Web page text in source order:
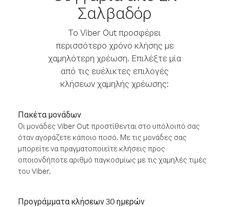
Σαλβαδόρ
Το Viber Out προσφέρει
περισσότερο χρόνο κλήσης με
χαμηλότερη χρέωση. Επιλέξτε μία
από τις ευέλικτες επιλογές
κλήσεων χαμηλής χρέωσης:
Πακέτα μονάδων
Οι μονάδες Viber Out προστίθενται στο υπόλοιπό σας
όταν αγοράζετε κάποιο ποσό. Με τις μονάδες σας
μπορείτε να πραγματοποιείτε κλήσεις προς
οποιονδήποτε αριθμό παγκοσμίως με τις χαμηλές τιμές
του Viber.
Προγράμματα κλήσεων 30 ημερών